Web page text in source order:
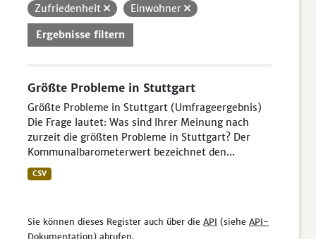
Zufriedenheit
Einwohner
Ergebnisse filtern
Größte Probleme in Stuttgart
Größte Probleme in Stuttgart (Umfrageergebnis)
Die Frage lautet: Was sind Ihrer Meinung nach
zurzeit die größten Probleme in Stuttgart? Der
Kommunalbarometerwert bezeichnet den...
CSV
Sie können dieses Register auch über die API (siehe API-
Dokumentation) abrufen.